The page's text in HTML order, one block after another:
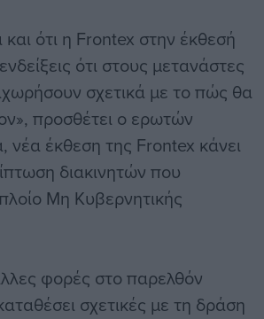
ότι η Frontex στην έκθεσή
ότι στους μετανάστες
σχετικά με το πώς θα
προσθέτει ο ερωτών
έκθεση της Frontex κάνει
διακινητών που
Μη Κυβερνητικής
φορές στο παρελθόν
σχετικές με τη δράση